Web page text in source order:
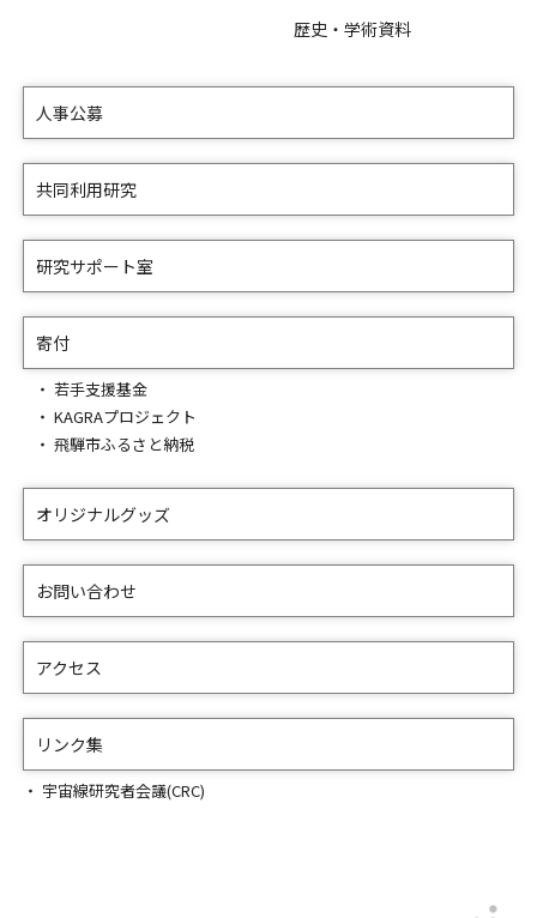
歴史・学術資料
人事公募
共同利用研究
研究サポート室
寄付
若手支援基金
KAGRAプロジェクト
飛騨市ふるさと納税
オリジナルグッズ
お問い合わせ
アクセス
リンク集
宇宙線研究者会議(CRC)